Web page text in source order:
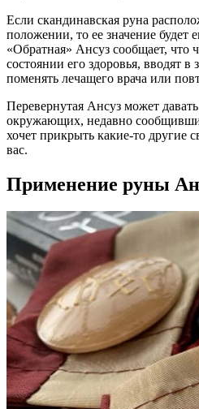
Если скандинавская руна
положении, то ее значение будет
«Обратная» Ансуз сообщает, что
состоянии его здоровья, вводят
поменять лечащего врача или
Перевернутая Ансуз может
окружающих, недавно
хочет прикрыть какие-то другие
вас.
Применение руны